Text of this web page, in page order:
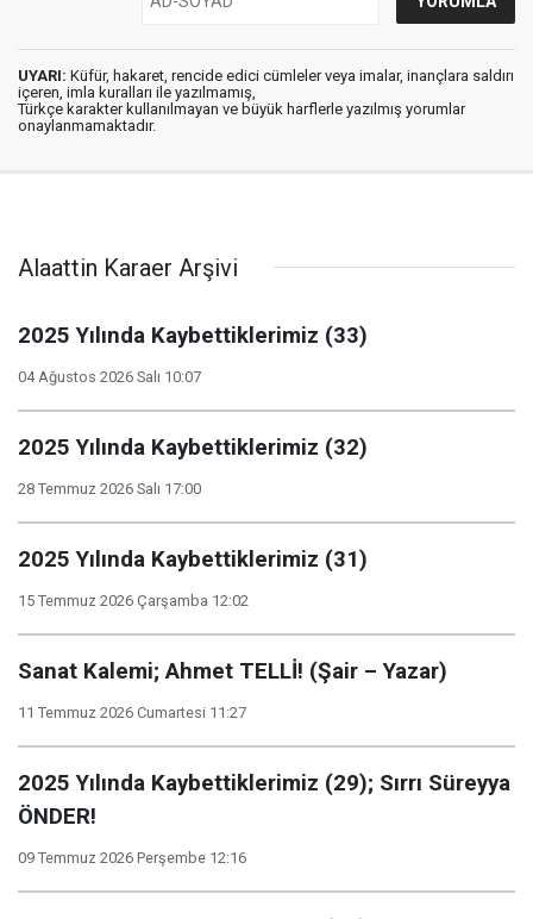
UYARI: Küfür, hakaret, rencide edici cümleler veya imalar, inançlara saldırı
içeren, imla kuralları ile yazılmamış,
Türkçe karakter kullanılmayan ve büyük harflerle yazılmış yorumlar
onaylanmamaktadır.
Alaattin Karaer Arşivi
2025 Yılında Kaybettiklerimiz (33)
04 Ağustos 2026 Salı 10:07
2025 Yılında Kaybettiklerimiz (32)
28 Temmuz 2026 Salı 17:00
2025 Yılında Kaybettiklerimiz (31)
15 Temmuz 2026 Çarşamba 12:02
Sanat Kalemi; Ahmet TELLİ! (Şair – Yazar)
11 Temmuz 2026 Cumartesi 11:27
2025 Yılında Kaybettiklerimiz (29); Sırrı Süreyya
ÖNDER!
09 Temmuz 2026 Perşembe 12:16